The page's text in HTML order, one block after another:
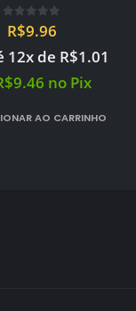
0out of 5
R$9.96
12x de R$1.01
9.46 no Pix
AO CARRINHO